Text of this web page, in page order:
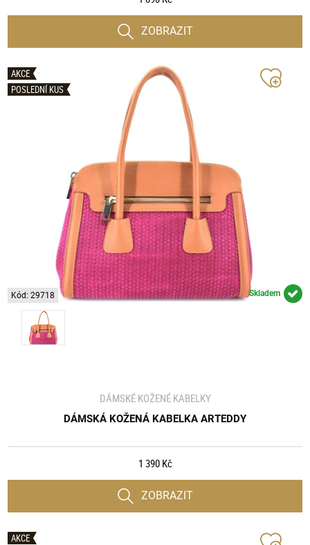
ZOBRAZIT
AKCE
POSLEDNÍ KUS
Kód: 29718 Skladem
DÁMSKÉ KOŽENÉ KABELKY
DÁMSKÁ KOŽENÁ KABELKA ARTEDDY
1 390 Kč
ZOBRAZIT
AKCE